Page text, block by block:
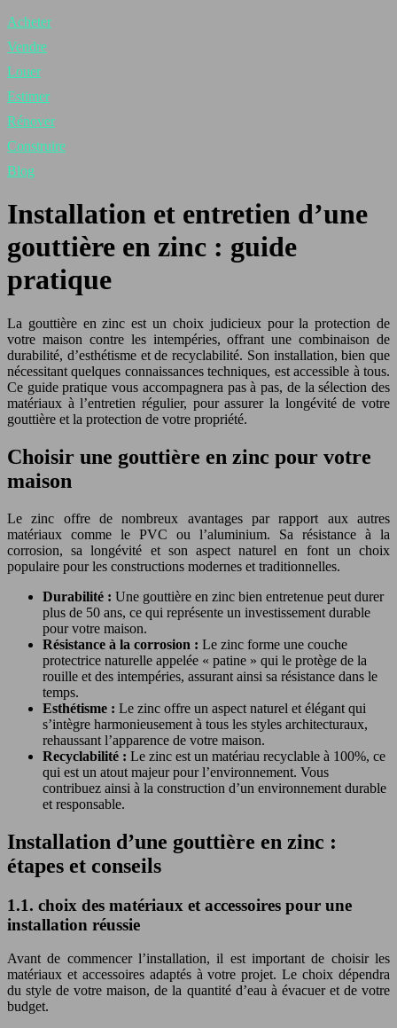
Acheter
Vendre
Louer
Estimer
Rénover
Construire
Blog
Installation et entretien d’une
gouttière en zinc : guide
pratique
La gouttière en zinc est un choix judicieux pour la protection de
votre maison contre les intempéries, offrant une combinaison de
durabilité, d’esthétisme et de recyclabilité. Son installation, bien que
nécessitant quelques connaissances techniques, est accessible à tous.
Ce guide pratique vous accompagnera pas à pas, de la sélection des
matériaux à l’entretien régulier, pour assurer la longévité de votre
gouttière et la protection de votre propriété.
Choisir une gouttière en zinc pour votre
maison
Le zinc offre de nombreux avantages par rapport aux autres
matériaux comme le PVC ou l’aluminium. Sa résistance à la
corrosion, sa longévité et son aspect naturel en font un choix
populaire pour les constructions modernes et traditionnelles.
Durabilité : Une gouttière en zinc bien entretenue peut durer
plus de 50 ans, ce qui représente un investissement durable
pour votre maison.
Résistance à la corrosion : Le zinc forme une couche
protectrice naturelle appelée « patine » qui le protège de la
rouille et des intempéries, assurant ainsi sa résistance dans le
temps.
Esthétisme : Le zinc offre un aspect naturel et élégant qui
s’intègre harmonieusement à tous les styles architecturaux,
rehaussant l’apparence de votre maison.
Recyclabilité : Le zinc est un matériau recyclable à 100%, ce
qui est un atout majeur pour l’environnement. Vous
contribuez ainsi à la construction d’un environnement durable
et responsable.
Installation d’une gouttière en zinc :
étapes et conseils
1.1. choix des matériaux et accessoires pour une
installation réussie
Avant de commencer l’installation, il est important de choisir les
matériaux et accessoires adaptés à votre projet. Le choix dépendra
du style de votre maison, de la quantité d’eau à évacuer et de votre
budget.